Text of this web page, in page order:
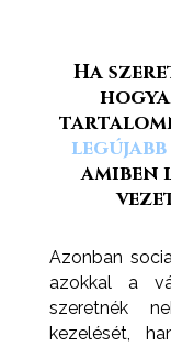
Ha
amiben
Azonban
azokkal a
szeretnék
kezelését,